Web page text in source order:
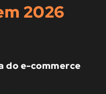
2026
do e-commerce